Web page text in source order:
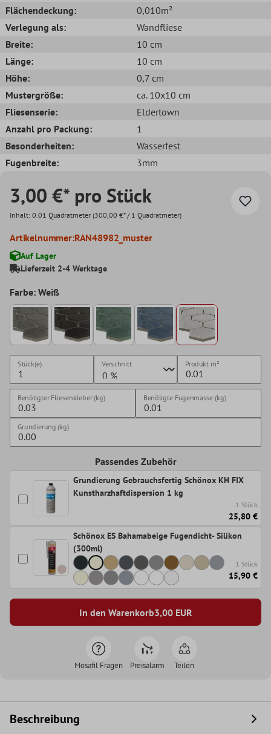
Flächendeckung:
0,010m²
Verlegung als:
Wandfliese
Breite:
10 cm
Länge:
10 cm
Höhe:
0,7 cm
Mustergröße:
ca. 10x10 cm
Fliesenserie:
Eldertown
Anzahl pro Packung:
1
Besonderheiten:
Wasserfest
Fugenbreite:
3mm
3,00 €* pro Stück
Inhalt: 0.01 Quadratmeter (300,00 €* / 1 Quadratmeter)
Artikelnummer:RAN48982_muster
Auf Lager
Lieferzeit 2-4 Werktage
Farbe: Weiß
Stück(e) Verschnitt Produkt m²
Benötigter Fliesenkleber (kg) Benötigte Fugenmasse (kg)
Grundierung (kg)
Passendes Zubehör
Grundierung Gebrauchsfertig Schönox KH FIX
Kunstharzhaftdispersion 1 kg
1 Stück
25,80 €
Schönox ES Bahamabeige Fugendicht- Silikon
(300ml)
1 Stück
15,90 €
In den Warenkorb3,00EUR
Mosafil Fragen Preisalarm Teilen
Beschreibung